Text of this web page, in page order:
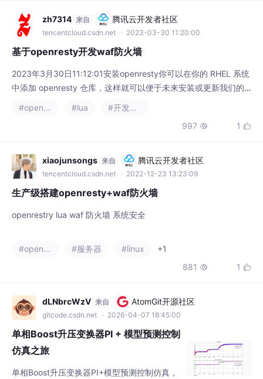
zh7314 来自 腾讯云开发者社区
tencentcloud.csdn.net · 2023-03-30 11:20:00
基于openresty开发waf防火墙
2023年3月30日11:12:01安装openresty你可以在你的 RHEL 系统
中添加 openresty 仓库，这样就可以便于未来安装或更新我们的
令(对于 RHEL 8 或以上版本，应将下面的 yum 都替换成 dnf)：a
#openresty #lua
#开发语言
997  1 
xiaojunsongs 来自 腾讯云开发者社区
tencentcloud.csdn.net · 2022-12-23 13:23:09
生产级搭建openresty+waf防火墙
openrestry lua waf 防火墙 系统安全
#openresty #服务器 #linux
+1
881  1 
dLNbrcWzV 来自 AtomGit开源社区
gitcode.csdn.net · 2026-04-07 18:45:00
单相Boost升压变换器PI + 模型预测控制
仿真之旅
单相Boost升压变换器PI+模型预测控制仿真，